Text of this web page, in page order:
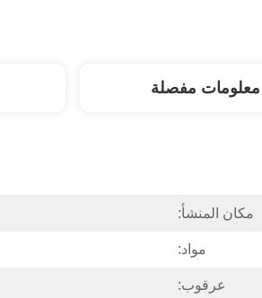
معلومات مفصلة
مكان المنشأ:
مواد:
عرقوب: